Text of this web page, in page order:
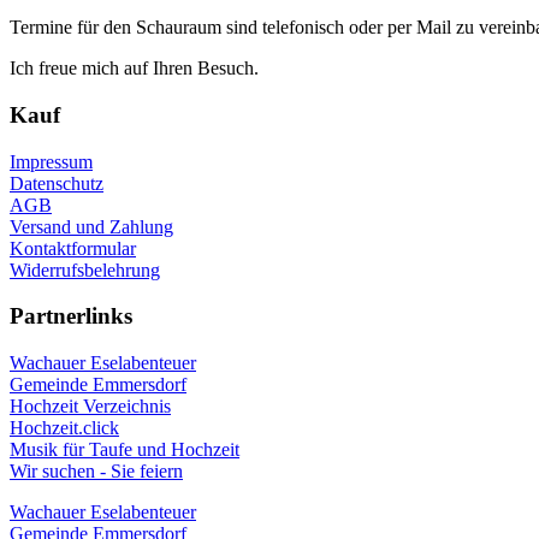
Termine für den Schauraum sind telefonisch oder per Mail zu
Ich freue mich auf Ihren Besuch.
Kauf
Impressum
Datenschutz
AGB
Versand und Zahlung
Kontaktformular
Widerrufsbelehrung
Partnerlinks
Wachauer Eselabenteuer
Gemeinde Emmersdorf
Hochzeit Verzeichnis
Hochzeit.click
Musik für Taufe und Hochzeit
Wir suchen - Sie feiern
Wachauer Eselabenteuer
Gemeinde Emmersdorf